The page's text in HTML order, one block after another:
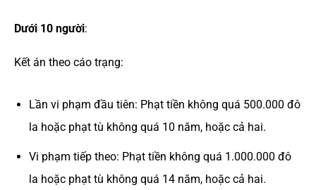
Dưới 10 người:
Kết án theo cáo trạng:
Lần vi phạm đầu tiên: Phạt tiền không quá 500.000 đô
la hoặc phạt tù không quá 10 năm, hoặc cả hai.
Vi phạm tiếp theo: Phạt tiền không quá 1.000.000 đô
la hoặc phạt tù không quá 14 năm, hoặc cả hai.